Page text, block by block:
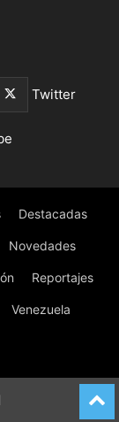
Twitter
Destacadas
Novedades
Reportajes
Venezuela